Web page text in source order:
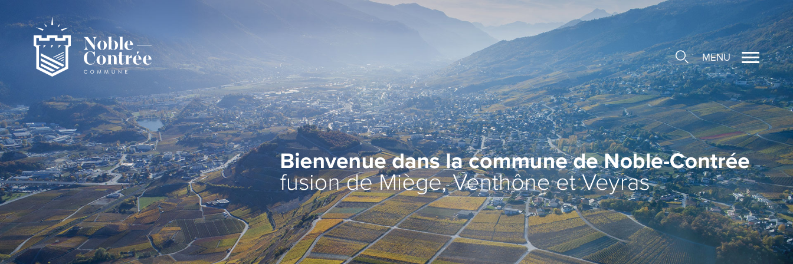
Noble-Contrée
Présentation de la commune
Noble-Contrée en chiffres
Pactes d’amitié
Journal "en commun"
Application mobile
Actualités
Administration
Autorités
Administration communale
Guichet d’accueil
Finances et fiscalité
Edilité et constructions
Travaux publics
Vie locale
Associations/Sociétés locales
Economie
Ecoles et Structure d'Accueil de
l'Enfance
Santé et social
Vie religieuse
>
MENU